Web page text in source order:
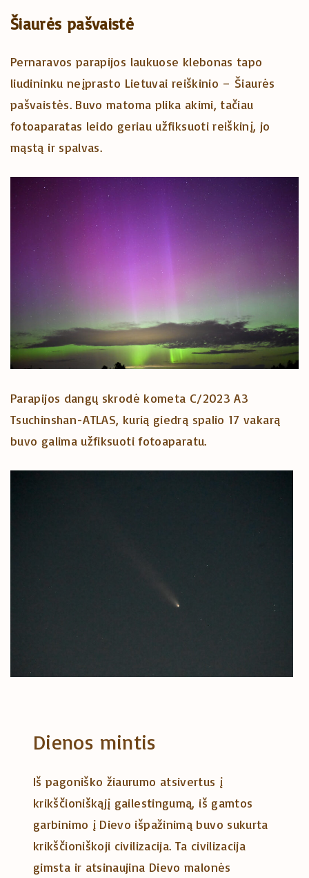
Šiaurės pašvaistė
Pernaravos parapijos laukuose klebonas tapo
liudininku neįprasto Lietuvai reiškinio – Šiaurės
pašvaistės. Buvo matoma plika akimi, tačiau
fotoaparatas leido geriau užfiksuoti reiškinį, jo
mąstą ir spalvas.
Parapijos dangų skrodė kometa C/2023 A3
Tsuchinshan-ATLAS, kurią giedrą spalio 17 vakarą
buvo galima užfiksuoti fotoaparatu.
Dienos mintis
Iš pagoniško žiaurumo atsivertus į
krikščioniškąjį gailestingumą, iš gamtos
garbinimo į Dievo išpažinimą buvo sukurta
krikščioniškoji civilizacija. Ta civilizacija
gimsta ir atsinaujina Dievo malonės